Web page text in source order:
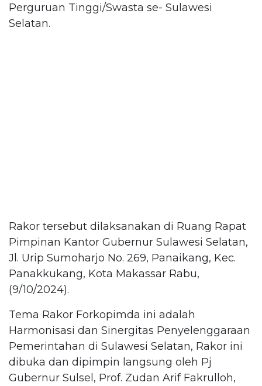
Perguruan Tinggi/Swasta se- Sulawesi
Selatan.
Rakor tersebut dilaksanakan di Ruang Rapat
Pimpinan Kantor Gubernur Sulawesi Selatan,
Jl. Urip Sumoharjo No. 269, Panaikang, Kec.
Panakkukang, Kota Makassar Rabu,
(9/10/2024).
Tema Rakor Forkopimda ini adalah
Harmonisasi dan Sinergitas Penyelenggaraan
Pemerintahan di Sulawesi Selatan, Rakor ini
dibuka dan dipimpin langsung oleh Pj
Gubernur Sulsel, Prof. Zudan Arif Fakrulloh,